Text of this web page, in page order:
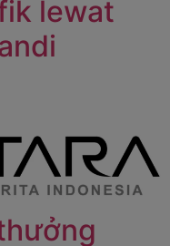
lewat